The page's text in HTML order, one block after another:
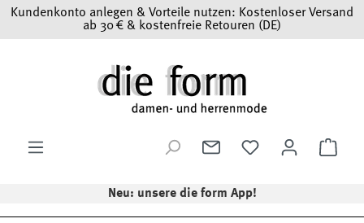
Zum Hauptinhalt springen
Kundenkonto anlegen & Vorteile nutzen: Kostenloser Versand
ab 30 € & kostenfreie Retouren (DE)
Neu: unsere die form App!